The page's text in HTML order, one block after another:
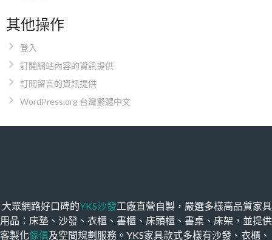
其他操作
登入
訂閱網站內容的資訊提供
訂閱留言的資訊提供
WordPress.org 台灣繁體中文
大眾網路好口碑的YKS沙發工廠直營自製，嚴選多樣高品質家具
用品：床墊、沙發、衣櫃、書櫃、床頭櫃、書桌、床架，並提供
客製化傢俱及空間規劃服務。YKS家具款式多樣有沙發、衣櫃、